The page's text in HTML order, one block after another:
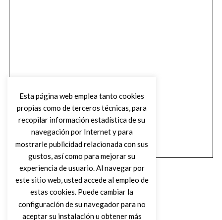
Esta página web emplea tanto cookies
propias como de terceros técnicas, para
recopilar información estadística de su
navegación por Internet y para
mostrarle publicidad relacionada con sus
gustos, así como para mejorar su
experiencia de usuario. Al navegar por
este sitio web, usted accede al empleo de
estas cookies. Puede cambiar la
configuración de su navegador para no
aceptar su instalación u obtener más